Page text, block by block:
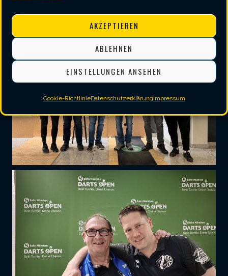
AKZEPTIEREN
ABLEHNEN
EINSTELLUNGEN ANSEHEN
Cookie-RichtlinieDatenschutzerklärungImpressum